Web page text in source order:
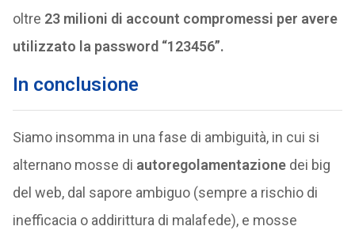
oltre 23 milioni di account compromessi per avere
utilizzato la password “123456”.
In conclusione
Siamo insomma in una fase di ambiguità, in cui si
alternano mosse di autoregolamentazionedei big
del web, dal sapore ambiguo (sempre a rischio di
inefficacia o addirittura di malafede), e mosse